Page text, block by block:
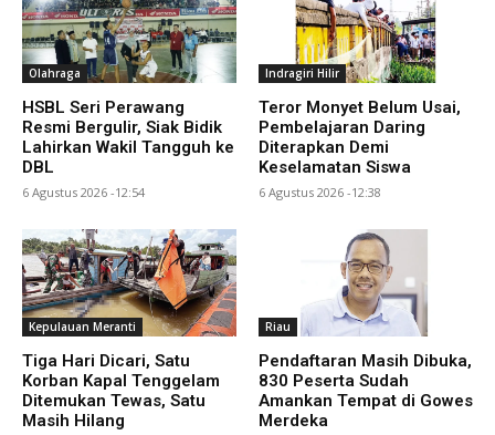
Olahraga
HSBL Seri Perawang
Resmi Bergulir, Siak Bidik
Lahirkan Wakil Tangguh ke
DBL
6 Agustus 2026 -12:54
Indragiri Hilir
Teror Monyet Belum Usai,
Pembelajaran Daring
Diterapkan Demi
Keselamatan Siswa
6 Agustus 2026 -12:38
Kepulauan Meranti
Tiga Hari Dicari, Satu
Korban Kapal Tenggelam
Ditemukan Tewas, Satu
Masih Hilang
Riau
Pendaftaran Masih Dibuka,
830 Peserta Sudah
Amankan Tempat di Gowes
Merdeka